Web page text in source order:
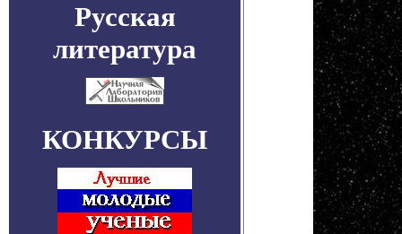
Русская
литература
КОНКУРСЫ